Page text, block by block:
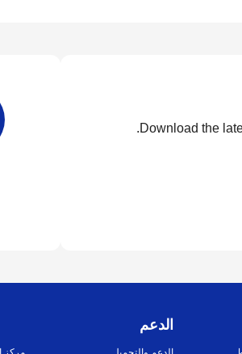
Download the
الدعم